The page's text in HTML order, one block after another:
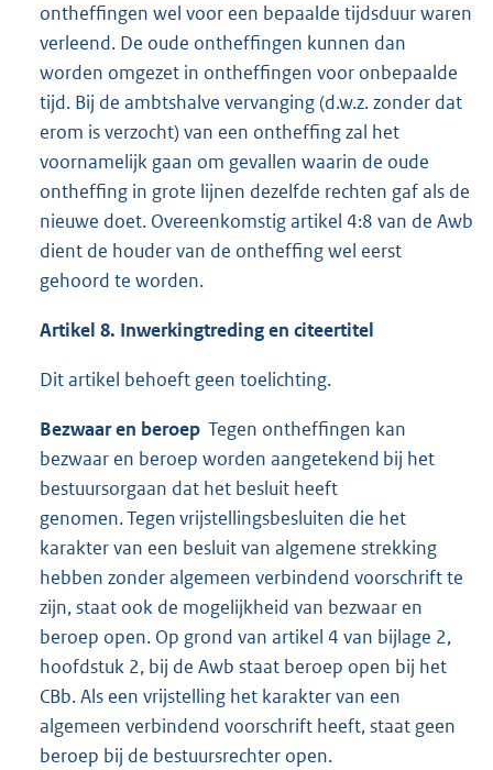
ontheffingen wel voor een bepaalde tijdsduur waren
verleend. De oude ontheffingen kunnen dan
worden omgezet in ontheffingen voor onbepaalde
tijd. Bij de ambtshalve vervanging (d.w.z. zonder dat
erom is verzocht) van een ontheffing zal het
voornamelijk gaan om gevallen waarin de oude
ontheffing in grote lijnen dezelfde rechten gaf als de
nieuwe doet. Overeenkomstig artikel 4:8 van de Awb
dient de houder van de ontheffing wel eerst
gehoord te worden.
Artikel 8. Inwerkingtreding en citeertitel
Dit artikel behoeft geen toelichting.
Bezwaar en beroep Tegen ontheffingen kan
bezwaar en beroep worden aangetekend bij het
bestuursorgaan dat het besluit heeft
genomen. Tegen vrijstellingsbesluiten die het
karakter van een besluit van algemene strekking
hebben zonder algemeen verbindend voorschrift te
zijn, staat ook de mogelijkheid van bezwaar en
beroep open. Op grond van artikel 4 van bijlage 2,
hoofdstuk 2, bij de Awb staat beroep open bij het
CBb. Als een vrijstelling het karakter van een
algemeen verbindend voorschrift heeft, staat geen
beroep bij de bestuursrechter open.